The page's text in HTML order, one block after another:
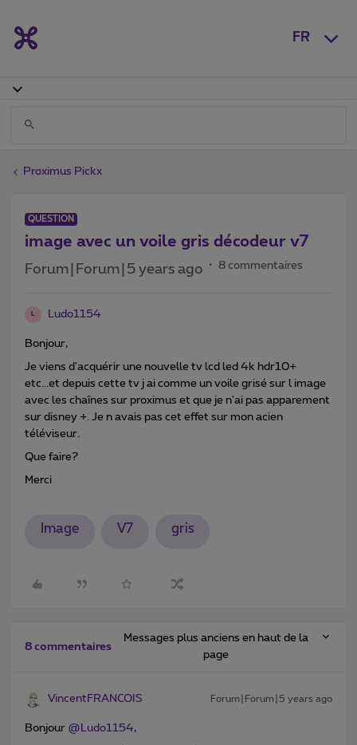
FR
Proximus Pickx
QUESTION
image avec un voile gris décodeur v7
Forum|Forum|5 years ago 8 commentaires
L Ludo1154
Bonjour,
Je viens d'acquérir une nouvelle tv lcd led 4k hdr10+
etc...et depuis cette tv j ai comme un voile grisé sur l image
avec les chaînes sur proximus et que je n'ai pas apparement
sur disney +. Je n avais pas cet effet sur mon acien
téléviseur.
Que faire?
Merci
Image V7 gris
8 commentaires
Messages plus anciens en haut de la
page
VincentFRANCOIS Forum|Forum|5 years ago
Bonjour @Ludo1154,